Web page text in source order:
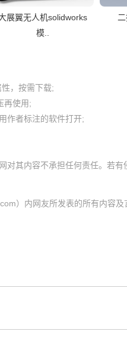
展翼无人机solidworks
模..
，按需下载;
再使用;
作者标注的软件打开;
）内网友所发表的所有内容